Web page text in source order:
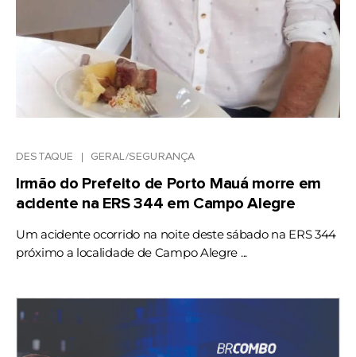
DESTAQUE GERAL/SEGURANÇA
Irmão do Prefeito de Porto Mauá morre em
acidente na ERS 344 em Campo Alegre
Um acidente ocorrido na noite deste sábado na ERS 344
próximo a localidade de Campo Alegre ...